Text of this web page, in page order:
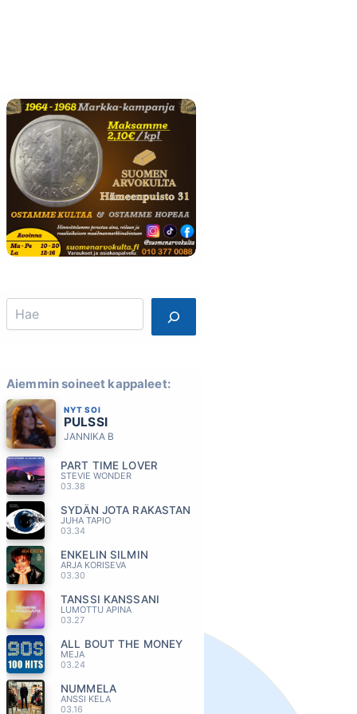
Search
Aiemmin soineet kappaleet:
NYT SOI
PULSSI
JANNIKA B
PART TIME LOVER
STEVIE WONDER
03.38
SYDÄN JOTA RAKASTAN
JUHA TAPIO
03.34
ENKELIN SILMIN
ARJA KORISEVA
03.30
TANSSI KANSSANI
LUMOTTU APINA
03.27
ALL BOUT THE MONEY
MEJA
03.24
NUMMELA
ANSSI KELA
03.16